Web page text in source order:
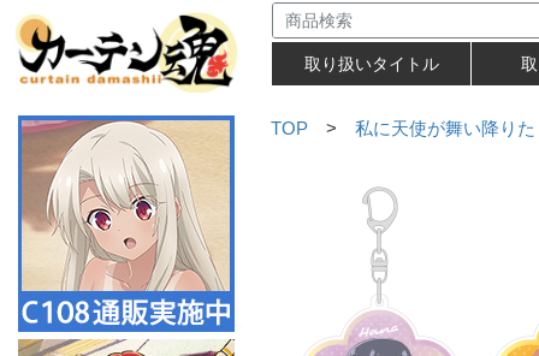
取り扱いタイトル
TOP > 私に天使が舞い降りた